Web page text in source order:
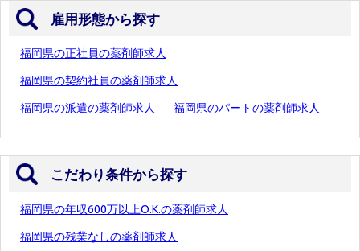
雇用形態から探す
福岡県の正社員の薬剤師求人
福岡県の契約社員の薬剤師求人
福岡県の派遣の薬剤師求人 福岡県のパートの薬剤師求人
こだわり条件から探す
福岡県の年収600万以上O.K.の薬剤師求人
福岡県の残業なしの薬剤師求人